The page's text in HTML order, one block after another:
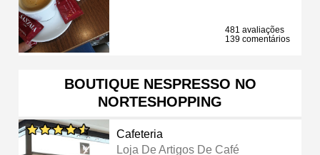
481 avaliações
139 comentários
BOUTIQUE NESPRESSO NO
NORTESHOPPING
Cafeteria
Loja De Artigos De Café